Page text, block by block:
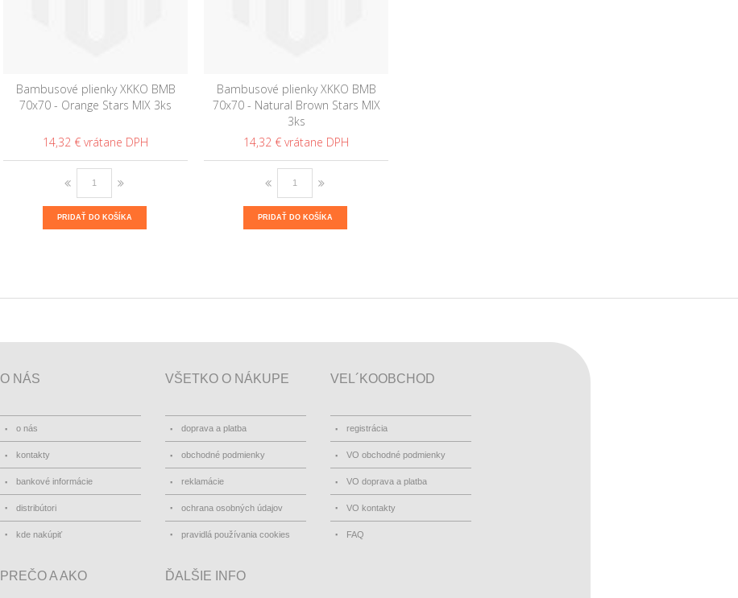
Bambusové plienky XKKO BMB
70x70 - Orange Stars MIX 3ks
14,32 €
PRIDAŤ DO KOŠÍKA
Bambusové plienky XKKO BMB
70x70 - Natural Brown Stars MIX
3ks
14,32 €
PRIDAŤ DO KOŠÍKA
O NÁS
o nás
kontakty
bankové informácie
distribútori
kde nakúpiť
VŠETKO O NÁKUPE
doprava a platba
obchodné podmienky
reklamácie
ochrana osobných údajov
pravidlá používania cookies
VEL´KOOBCHOD
registrácia
VO obchodné podmienky
VO doprava a platba
VO kontakty
FAQ
PREČO A AKO ĎALŠIE INFO